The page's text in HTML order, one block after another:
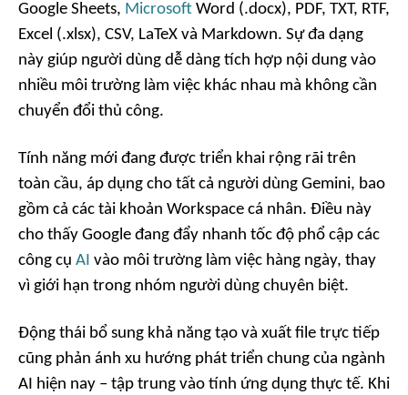
Google Sheets, Microsoft Word (.docx), PDF, TXT, RTF,
Excel (.xlsx), CSV, LaTeX và Markdown. Sự đa dạng
này giúp người dùng dễ dàng tích hợp nội dung vào
nhiều môi trường làm việc khác nhau mà không cần
chuyển đổi thủ công.
Tính năng mới đang được triển khai rộng rãi trên
toàn cầu, áp dụng cho tất cả người dùng Gemini, bao
gồm cả các tài khoản Workspace cá nhân. Điều này
cho thấy Google đang đẩy nhanh tốc độ phổ cập các
công cụ AI vào môi trường làm việc hàng ngày, thay
vì giới hạn trong nhóm người dùng chuyên biệt.
Động thái bổ sung khả năng tạo và xuất file trực tiếp
cũng phản ánh xu hướng phát triển chung của ngành
AI hiện nay – tập trung vào tính ứng dụng thực tế. Khi